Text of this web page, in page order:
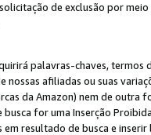
de exclusão por
palavras-chaves,
nossas afiliadas ou suas
da Amazon) nem de
for uma Inserção
resultado de busca e